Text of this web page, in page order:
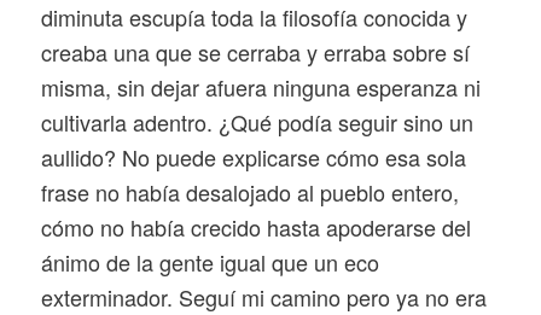
diminuta escupía toda la filosofía conocida y
creaba una que se cerraba y erraba sobre sí
misma, sin dejar afuera ninguna esperanza ni
cultivarla adentro. ¿Qué podía seguir sino un
aullido? No puede explicarse cómo esa sola
frase no había desalojado al pueblo entero,
cómo no había crecido hasta apoderarse del
ánimo de la gente igual que un eco
exterminador. Seguí mi camino pero ya no era